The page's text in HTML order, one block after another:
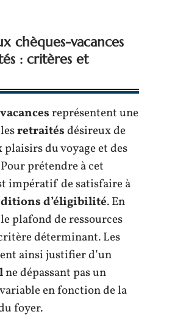
chèques-vacances
: critères et
représentent une
retraitésdésireux de
plaisirs du voyage et des
prétendre à cet
impératif de satisfaire à
d’éligibilité. En
plafond de ressources
déterminant. Les
ainsi justifier d’un
ne dépassant pas un
en fonction de la
foyer.